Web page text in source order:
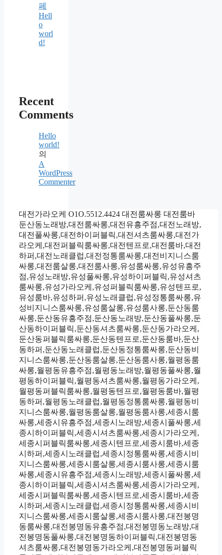
페
Hell
o
worl
d!
Recent
Comments
Hello
world!
의
A
WordPress
Commenter
대전가라오케 O1O.5512.4424 대전룸싸롱 대전룸바
둔산동노래방,대전룸싸롱,대전유흥주점,대전노래방,
대전풀싸롱,대전하이퍼블릭,대전셔츠룸싸롱,대전가
라오케,대전퍼블릭룸싸롱,대전텐프로,대전룸바,대전
하퍼,대전노래클럽,대전정통룸싸롱,대전비지니스룸
싸롱,대전룸살롱,대전룸사롱,유성룸싸롱,유성유흥주
점,유성노래방,유성풀싸롱,유성하이퍼블릭,유성셔츠
룸싸롱,유성가라오케,유성퍼블릭룸싸롱,유성텐프로,
유성룸바,유성하퍼,유성노래클럽,유성정통룸싸롱,유
성비지니스룸싸롱,유성룸살롱,유성룸사롱,둔산동룸
싸롱,둔산동유흥주점,둔산동노래방,둔산동풀싸롱,둔
산동하이퍼블릭,둔산동셔츠룸싸롱,둔산동가라오케,
둔산동퍼블릭룸싸롱,둔산동텐프로,둔산동룸바,둔산
동하퍼,둔산동노래클럽,둔산동정통룸싸롱,둔산동비
지니스룸싸롱,둔산동룸살롱,둔산동룸사롱,월평동룸
싸롱,월평동유흥주점,월평동노래방,월평동풀싸롱,월
평동하이퍼블릭,월평동셔츠룸싸롱,월평동가라오케,
월평동퍼블릭룸싸롱,월평동텐프로,월평동룸바,월평
동하퍼,월평동노래클럽,월평동정통룸싸롱,월평동비
지니스룸싸롱,월평동룸살롱,월평동룸사롱,세종시룸
싸롱,세종시유흥주점,세종시노래방,세종시풀싸롱,세
종시하이퍼블릭,세종시셔츠룸싸롱,세종시가라오케,
세종시퍼블릭룸싸롱,세종시텐프로,세종시룸바,세종
시하퍼,세종시노래클럽,세종시정통룸싸롱,세종시비
지니스룸싸롱,세종시룸살롱,세종시룸사롱,세종시룸
싸롱,세종시유흥주점,세종시노래방,세종시풀싸롱,세
종시하이퍼블릭,세종시셔츠룸싸롱,세종시가라오케,
세종시퍼블릭룸싸롱,세종시텐프로,세종시룸바,세종
시하퍼,세종시노래클럽,세종시정통룸싸롱,세종시비
지니스룸싸롱,세종시룸살롱,세종시룸사롱,대전봉명
동룸싸롱,대전봉명동유흥주점,대전봉명동노래방,대
전봉명동풀싸롱,대전봉명동하이퍼블릭,대전봉명동
셔츠룸싸롱,대전봉명동가라오케,대전봉명동퍼블릭